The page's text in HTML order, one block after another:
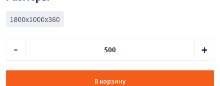
1800x1000x360
В корзину